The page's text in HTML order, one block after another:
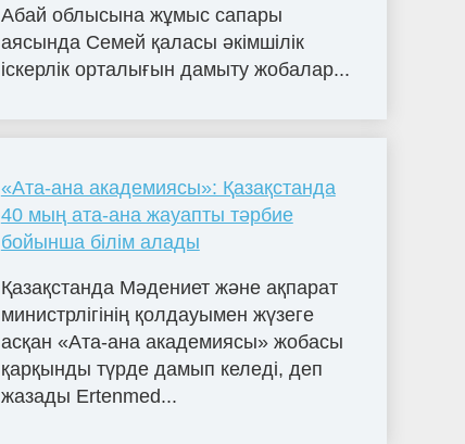
Абай облысына жұмыс сапары
аясында Семей қаласы әкімшілік
іскерлік орталығын дамыту жобалар...
«Ата-ана академиясы»: Қазақстанда
40 мың ата-ана жауапты тәрбие
бойынша білім алады
Қазақстанда Мәдениет және ақпарат
министрлігінің қолдауымен жүзеге
асқан «Ата-ана академиясы» жобасы
қарқынды түрде дамып келеді, деп
жазады Ertenmed...